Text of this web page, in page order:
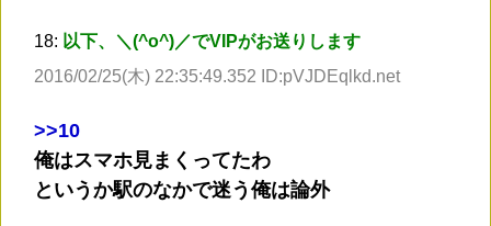
18: 以下、＼(^o^)／でVIPがお送りします
2016/02/25(木) 22:35:49.352 ID:pVJDEqlkd.net
>>10
俺はスマホ見まくってたわ
というか駅のなかで迷う俺は論外